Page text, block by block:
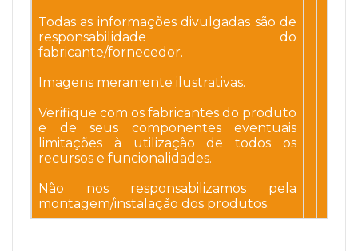
Todas as informações divulgadas são de
responsabilidade do
fabricante/fornecedor.
Imagens meramente ilustrativas.
Verifique com os fabricantes do produto
e de seus componentes eventuais
limitações à utilização de todos os
recursos e funcionalidades.
Não nos responsabilizamos pela
montagem/instalação dos produtos.